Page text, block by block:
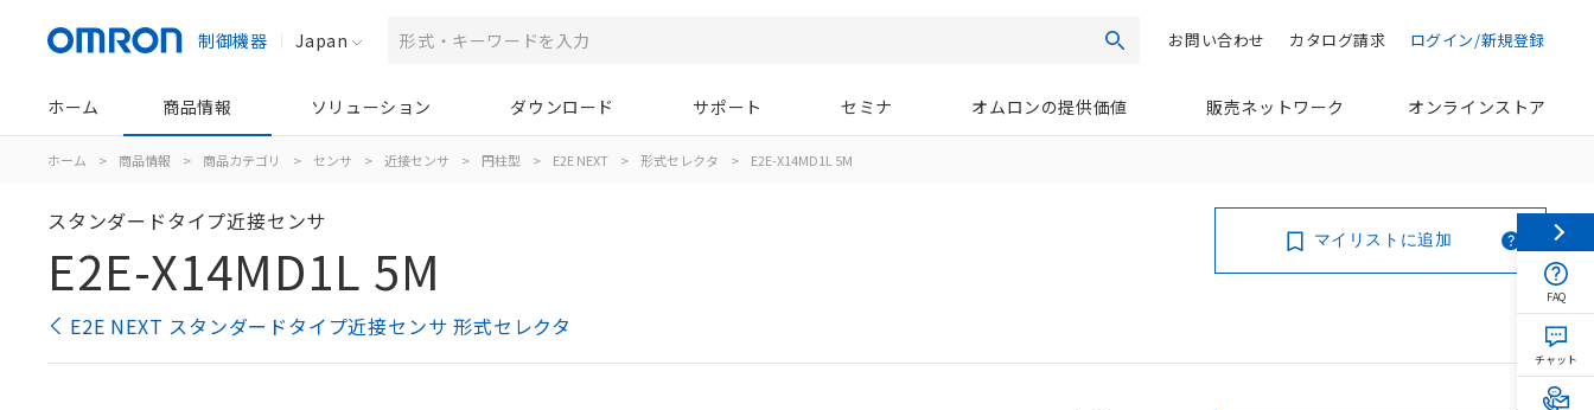
制御機器 Japan 検索 ログイン/新規登録
カタログ請求
お問い合わせ
ホーム 商品情報 ソリューション ダウンロード サポート セミナ オムロンの提供価値 販売ネットワーク オンラインストア
ホーム > 商品情報 > 商品カテゴリ > センサ > 近接センサ > 円柱型 > E2E NEXT > 形式セレクタ > E2E-X14MD1L 5M
スタンダードタイプ近接センサ
E2E-X14MD1L 5M
E2E NEXT スタンダードタイプ近接センサ 形式セレクタ
マイリストに追加
FAQ
チャット